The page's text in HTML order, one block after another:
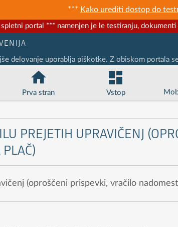
*** Kako urediti dostop do
portal *** namenjen je le testiranju,
delovanje uporablja piškotke. Z obiskom portala
Prva stran Vstop
PREJETIH UPRAVIČENJ
(oproščeni prispevki, vračilo